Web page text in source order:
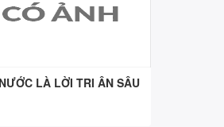
LÀ LỜI TRI ÂN SÂU